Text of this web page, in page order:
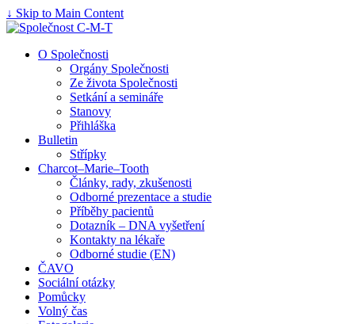
↓ Skip to Main Content
O Společnosti
Orgány Společnosti
Ze života Společnosti
Setkání a semináře
Stanovy
Přihláška
Bulletin
Střípky
Charcot–Marie–Tooth
Články, rady, zkušenosti
Odborné prezentace a studie
Příběhy pacientů
Dotazník – DNA vyšetření
Kontakty na lékaře
Odborné studie (EN)
ČAVO
Sociální otázky
Pomůcky
Volný čas